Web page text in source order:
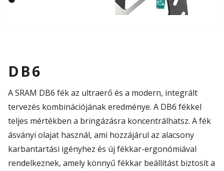
DB6
A SRAM DB6 fék az ultraerő és a modern, integrált
tervezés kombinációjának eredménye. A DB6 fékkel
teljes mértékben a bringázásra koncentrálhatsz. A fék
ásványi olajat használ, ami hozzájárul az alacsony
karbantartási igényhez és új fékkar-ergonómiával
rendelkeznek, amely könnyű fékkar beállítást biztosít a